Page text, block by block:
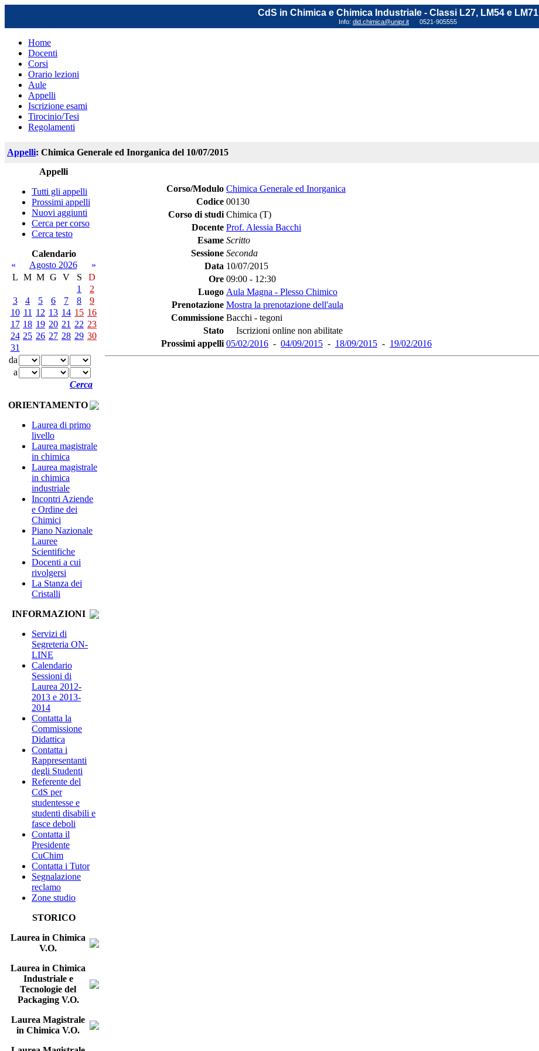
CdS in Chimica e Chimica Industriale - Classi L27, LM54 e LM71
Info: did.chimica@unipr.it 0521-905555
Home
Docenti
Corsi
Orario lezioni
Aule
Appelli
Iscrizione esami
Tirocinio/Tesi
Regolamenti
Appelli: Chimica Generale ed Inorganica del 10/07/2015
Appelli
Tutti gli appelli
Prossimi appelli
Nuovi aggiunti
Cerca per corso
Cerca testo
Calendario
«
Agosto 2026
»
L M M G V S
D
1
2
3
4 5 6 7 8
9
10 11 12 13 14 15 16
17 18 19 20 21 22 23
24 25 26 27 28 29 30
31
da
a
Cerca
ORIENTAMENTO
Laurea di primo
livello
Laurea magistrale
in chimica
Laurea magistrale
in chimica
industriale
Incontri Aziende
e Ordine dei
Chimici
Piano Nazionale
Lauree
Scientifiche
Docenti a cui
rivolgersi
La Stanza dei
Cristalli
INFORMAZIONI
Servizi di
Segreteria ON-
LINE
Calendario
Sessioni di
Laurea 2012-
2013 e 2013-
2014
Contatta la
Commissione
Didattica
Contatta i
Rappresentanti
degli Studenti
Referente del
CdS per
studentesse e
studenti disabili e
fasce deboli
Contatta il
Presidente
CuChim
Contatta i Tutor
Segnalazione
reclamo
Zone studio
STORICO
Laurea in Chimica
V.O.
Laurea in Chimica
Industriale e
Tecnologie del
Packaging V.O.
Laurea Magistrale
in Chimica V.O.
Corso/Modulo Chimica Generale ed Inorganica
Codice 00130
Corso di studi Chimica (T)
Docente Prof. Alessia Bacchi
Esame Scritto
Sessione Seconda
Data 10/07/2015
Ore 09:00 - 12:30
Luogo Aula Magna - Plesso Chimico
Prenotazione Mostra la prenotazione dell'aula
Commissione Bacchi - tegoni
Stato
Iscrizioni online non abilitate
Prossimi appelli 05/02/2016 - 04/09/2015 - 18/09/2015 - 19/02/2016